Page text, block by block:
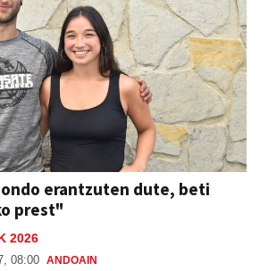
erantzuten dute, beti
prest"
2026
08:00 ANDOAIN